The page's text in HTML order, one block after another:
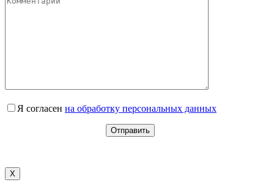
Я согласен на обработку персональных данных
X